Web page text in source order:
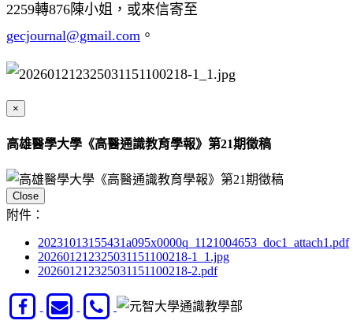
2259轉876陳小姐，或來信寄至
gecjournal@gmail.com 。
×
高雄醫學大學《高醫通識教育學報》第21期徵稿
Close
附件：
20231013155431a095x0000q_1121004653_doc1_attach1.pdf
202601212325031151100218-1_1.jpg
202601212325031151100218-2.pdf